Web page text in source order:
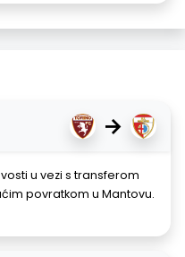
→
u vezi s transferom
povratkom u Mantovu.